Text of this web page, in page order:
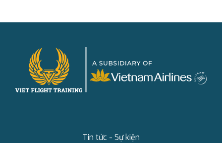
Tin tức - Sự kiện